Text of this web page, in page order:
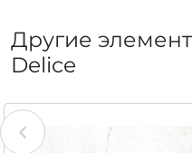
Другие
Delice